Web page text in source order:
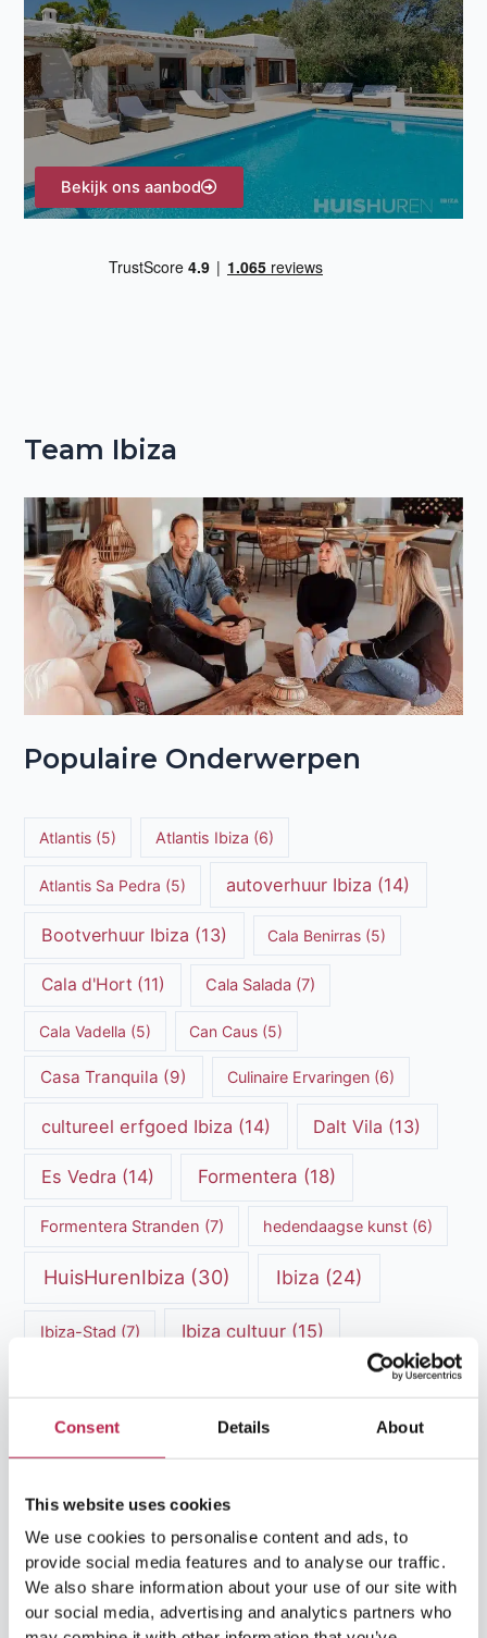
Consent Details About
This website uses cookies
We use cookies to personalise content and ads, to
provide social media features and to analyse our traffic.
We also share information about your use of our site with
our social media, advertising and analytics partners who
a
r
:
Bekijk ons aanbod
Team Ibiza
Populaire Onderwerpen
Atlantis (5) Atlantis Ibiza (6)
Atlantis Sa Pedra (5) autoverhuur Ibiza (14)
Bootverhuur Ibiza (13) Cala Benirras (5)
Cala d'Hort (11) Cala Salada(7)
Cala Vadella (5) Can Caus (5)
Casa Tranquila (9) Culinaire Ervaringen(6)
cultureel erfgoed Ibiza (14) Dalt Vila (13)
Es Vedra (14) Formentera (18)
Formentera Stranden (7) hedendaagse kunst(6)
HuisHurenIbiza (30) Ibiza (24)
Ibiza-Stad (7) Ibiza cultuur(15)
Ibiza nachtleven(12)
Ibiza Reisgids Ibiza reistips
Ibiza Villa Verhuur(6) luxe vakantie(5)
Luxe villa's Ibiza(43) luxe villas(13)